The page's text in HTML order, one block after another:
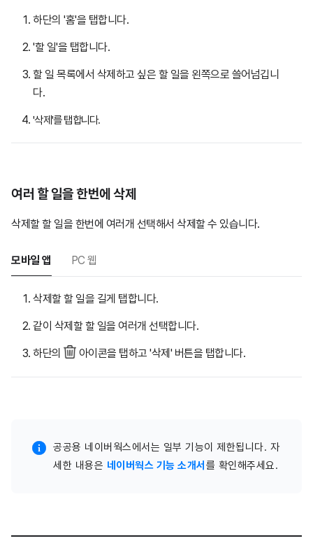
하단의 '홈'을 탭합니다.
'할 일'을 탭합니다.
할 일 목록에서 삭제하고 싶은 할 일을 왼쪽으로 쓸어넘깁니
다.
'삭제'를 탭합니다.
여러 할 일을 한번에 삭제
삭제할 할 일을 한번에 여러개 선택해서 삭제할 수 있습니다.
모바일 앱 PC 웹
삭제할 할 일을 길게 탭합니다.
같이 삭제할 할 일을 여러개 선택합니다.
하단의 아이콘을 탭하고 '삭제' 버튼을 탭합니다.
공공용 네이버웍스에서는 일부 기능이 제한됩니다. 자
세한 내용은 네이버웍스 기능 소개서 를 확인해주세요.